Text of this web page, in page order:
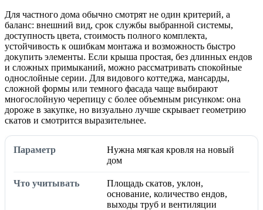
Для частного дома обычно смотрят не один критерий, а
баланс: внешний вид, срок службы выбранной системы,
доступность цвета, стоимость полного комплекта,
устойчивость к ошибкам монтажа и возможность быстро
докупить элементы. Если крыша простая, без длинных ендов
и сложных примыканий, можно рассматривать спокойные
однослойные серии. Для видового коттеджа, мансарды,
сложной формы или темного фасада чаще выбирают
многослойную черепицу с более объемным рисунком: она
дороже в закупке, но визуально лучше скрывает геометрию
скатов и смотрится выразительнее.
Нужна мягкая кровля на новый
дом
Площадь скатов, уклон,
основание, количество ендов,
выходы труб и вентиляции